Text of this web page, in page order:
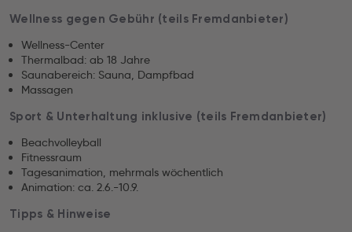
Wellness gegen Gebühr (teils Fremdanbieter)
Wellness-Center
Thermalbad: ab 18 Jahre
Saunabereich: Sauna, Dampfbad
Massagen
Sport & Unterhaltung inklusive (teils Fremdanbieter)
Beachvolleyball
Fitnessraum
Tagesanimation, mehrmals wöchentlich
Animation: ca. 2.6.-10.9.
Tipps & Hinweise